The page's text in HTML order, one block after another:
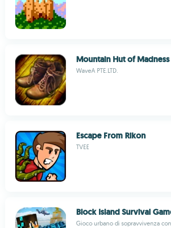
Mountain Hut of Madness
WaveA PTE.LTD.
Escape From Rikon
TVEE
Block Island Survival
Gioco urbano di sopravvivenza